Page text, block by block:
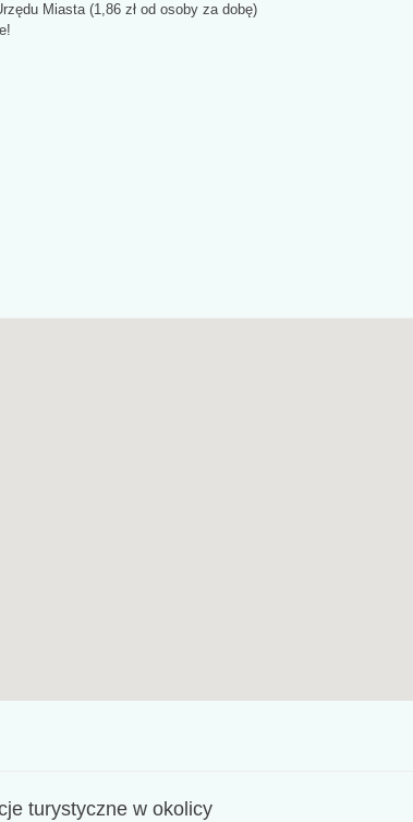
Miasta (1,86 zł od osoby za dobę)
turystycznew okolicy